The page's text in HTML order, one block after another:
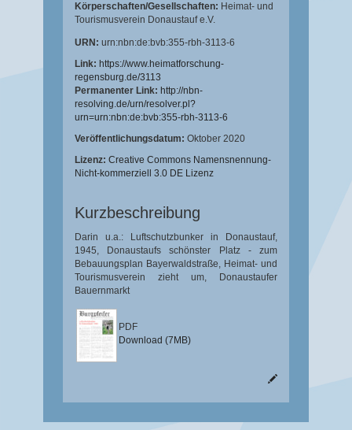
Körperschaften/Gesellschaften: Heimat- und
Tourismusverein Donaustauf e.V.
URN: urn:nbn:de:bvb:355-rbh-3113-6
Link: https://www.heimatforschung-
regensburg.de/3113
Permanenter Link: http://nbn-
resolving.de/urn/resolver.pl?
urn=urn:nbn:de:bvb:355-rbh-3113-6
Veröffentlichungsdatum: Oktober 2020
Lizenz: Creative Commons Namensnennung-
Nicht-kommerziell 3.0 DE Lizenz
Kurzbeschreibung
Darin u.a.: Luftschutzbunker in Donaustauf,
1945, Donaustaufs schönster Platz - zum
Bebauungsplan Bayerwaldstraße, Heimat- und
Tourismusverein zieht um, Donaustaufer
Bauernmarkt
PDF
Download (7MB)